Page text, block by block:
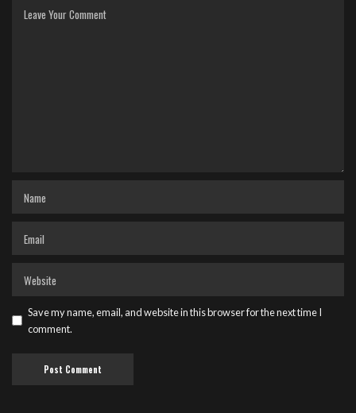
Save my name, email, and website in this browser for the next time I
comment.